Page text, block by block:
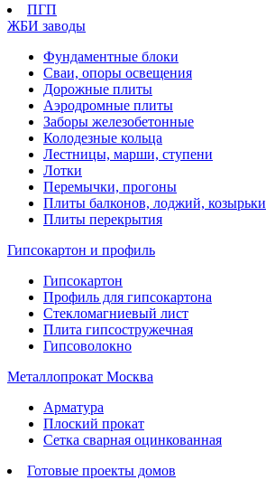
ПГП
ЖБИ заводы
Фундаментные блоки
Сваи, опоры освещения
Дорожные плиты
Аэродромные плиты
Заборы железобетонные
Колодезные кольца
Лестницы, марши, ступени
Лотки
Перемычки, прогоны
Плиты балконов, лоджий, козырьки
Плиты перекрытия
Гипсокартон и профиль
Гипсокартон
Профиль для гипсокартона
Стекломагниевый лист
Плита гипсостружечная
Гипсоволокно
Металлопрокат Москва
Арматура
Плоский прокат
Сетка сварная оцинкованная
Готовые проекты домов